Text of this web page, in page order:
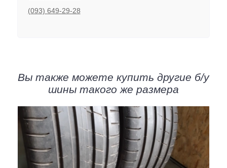
(093) 649-29-28
Вы также можете купить другие б/у
шины такого же размера